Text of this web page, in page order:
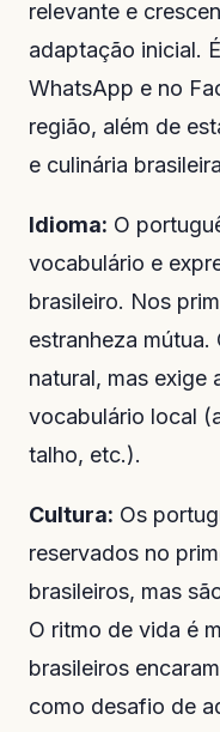
relevante e
adaptação inicial.
WhatsApp e no
região, além de
e culinária
Idioma: O
vocabulário e
brasileiro. Nos
estranheza
natural, mas exige
vocabulário local
talho, etc.).
Cultura: Os
reservados no
brasileiros, mas
O ritmo de vida é
brasileiros
como desafio de